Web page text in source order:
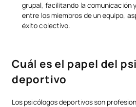
grupal, facilitando la comunicación
entre los miembros de un equipo,
éxito colectivo.
Cuál es el papel del
deportivo
Los psicólogos deportivos son